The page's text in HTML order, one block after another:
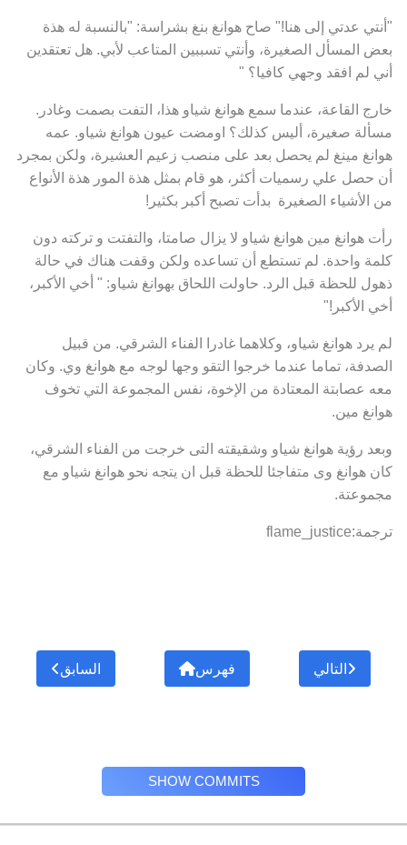
"أنتي عدتي إلى هنا!" صاح هوانغ بنغ بشراسة: "بالنسبة له هذة
بعض المسأل الصغيرة، وأنتي تسببين المتاعب لأبي. هل تعتقدين
أني لم افقد وجهي كافيا؟ "
خارج القاعة، عندما سمع هوانغ شياو هذا، التفت بصمت وغادر.
مسألة صغيرة، أليس كذلك؟ اومضت عيون هوانغ شياو. عمه
هوانغ مينغ لم يحصل بعد على منصب زعيم العشيرة، ولكن بمجرد
أن حصل علي رسميات أكثر، هو قام بمثل هذة المور هذة الأنواع
من الأشياء الصغيرة بدأت تصبح أكبر بكثير!
رأت هوانغ مين هوانغ شياو لا يزال صامتا، والتفتت و تركته دون
كلمة واحدة. لم تستطع أن تساعده ولكن وقفت هناك في حالة
ذهول للحظة قبل الرد. حاولت اللحاق بهوانغ شياو: " أخي الأكبر،
أخي الأكبر!"
لم يرد هوانغ شياو، وكلاهما غادرا الفناء الشرقي. من قبيل
الصدفة، تماما عندما خرجوا التقو وجها لوجه مع هوانغ وي. وكان
معه عصابتة المعتادة من الإخوة، نفس المجموعة التي تخوف
هوانغ مين.
وبعد رؤية هوانغ شياو وشقيقته التى خرجت من الفناء الشرقي،
كان هوانغ وى متفاجئا للحظة قبل ان يتجه نحو هوانغ شياو مع
مجموعتة.
ترجمة:flame_justice
السابق فهرس التالي
SHOW COMMITS